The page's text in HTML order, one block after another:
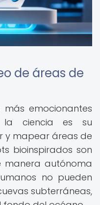
de áreas de
emocionantes
ciencia es su
mapear áreas de
bioinspirados son
manera autónoma
no pueden
subterráneas,